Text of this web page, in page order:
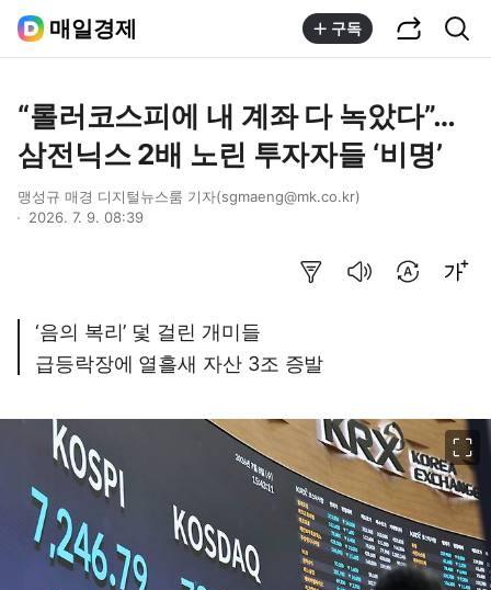
매일경제 구독
“롤러코스피에 내 계좌 다 녹았다”…
삼전닉스 2배 노린 투자자들 ‘비명’
맹성규 매경 디지털뉴스룸 기자(sgmaeng@mk.co.kr)
2026. 7. 9. 08:39
‘음의 복리’ 덫 걸린 개미들
급등락장에 열흘새 자산 3조 증발